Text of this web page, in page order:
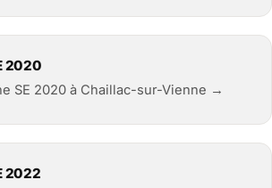
2020
SE 2020 à Chaillac-sur-Vienne →
2022